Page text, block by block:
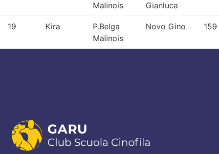
Malinois
Gianluca
19 Kira
P.Belga
Malinois
Novo Gino 159